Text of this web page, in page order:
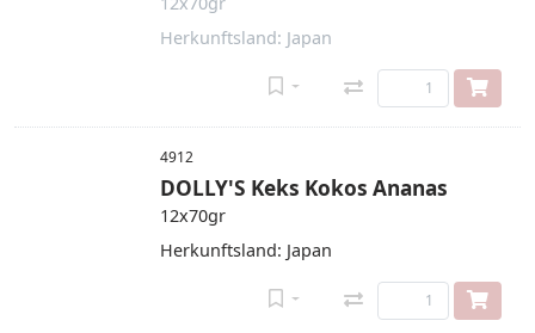
Herkunftsland: Japan
4912
DOLLY'S Keks Kokos Ananas
12x70gr
Herkunftsland: Japan